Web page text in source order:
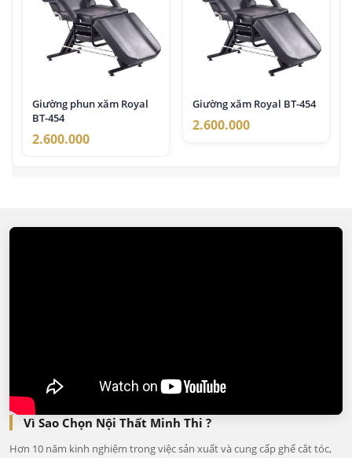
Giường phun xăm Royal
BT-454
2.600.000
Giường xăm Royal BT-454
2.600.000
Vì Sao Chọn Nội Thất Minh Thi ?
Hơn 10 năm kinh nghiệm trong việc sản xuất và cung cấp ghế cắt tóc,